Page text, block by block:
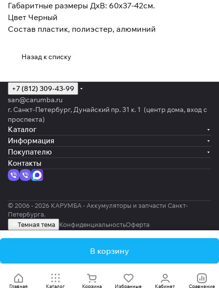
Габаритные размеры ДхВ: 60х37-42см.
Цвет Черный
Состав пластик, полиэстер, алюминий
Назад к списку
В корзину
Главная Каталог Корзина Избранные Кабинет Сравнение
+7 (812) 309-43-99
san@carumba.ru
г. Санкт-Петербург, Дунайский пр. 31 к. 1 (центр дома, вход с
проспекта)
Каталог
Информация
Покупателю
Контакты
© 2006 - 2026 КАРУМБА - Аккумуляторы и запчасти Санкт-
Петербурга.
Темная тема
КонфиденциальностьОферта